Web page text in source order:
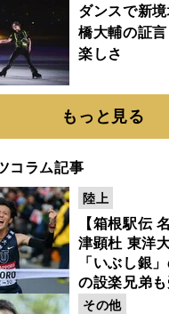
ダンスで新
橋大輔の証
楽しさ
もっと見る
コラム記事
【箱根駅伝
津顕杜 東洋
「いぶし銀
の設楽兄弟
金栗杯に輝く
陸上
その他